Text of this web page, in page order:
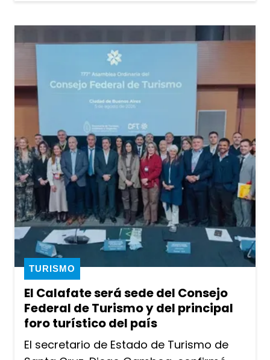
El Calafate será sede del Consejo
Federal de Turismo y del principal
foro turístico del país
TURISMO
El secretario de Estado de Turismo de